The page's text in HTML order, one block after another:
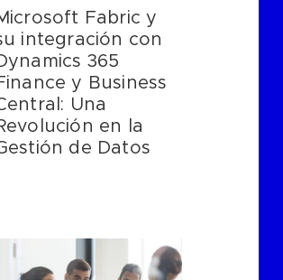
Fabric y
integración con
365
y Business
Una
en la
de Datos